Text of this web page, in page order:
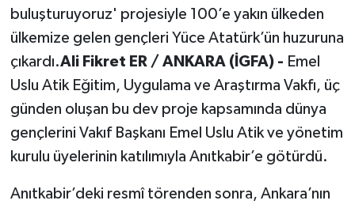
buluşturuyoruz' projesiyle 100’e yakın ülkeden
ülkemize gelen gençleri Yüce Atatürk’ün huzuruna
çıkardı.Ali Fikret ER / ANKARA (İGFA) - Emel
Uslu Atik Eğitim, Uygulama ve Araştırma Vakfı, üç
günden oluşan bu dev proje kapsamında dünya
gençlerini Vakıf Başkanı Emel Uslu Atik ve yönetim
kurulu üyelerinin katılımıyla Anıtkabir’e götürdü.
Anıtkabir’deki resmî törenden sonra, Ankara’nın